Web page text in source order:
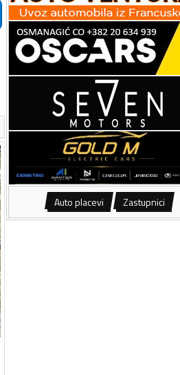
Auto placevi Zastupnici